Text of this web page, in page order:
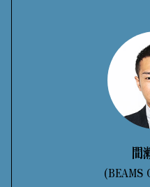
間
(BEAMS